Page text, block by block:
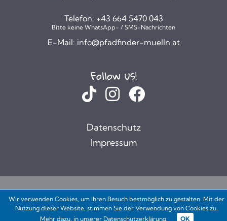
Wir verwenden Cookies, um Ihren Besuch bestmöglich zu gestalten. Mit der
Nutzung dieser Website, stimmen Sie der Verwendung von Cookies zu.
Mehr dazu, in unserer Datenschutzerklärung. OK
Telefon: +43 664 5470 043
Bitte keine WhatsApp- / SMS-Nachrichten
E-Mail: info@pfadfinder-muelln.at
Follow us!
Datenschutz
Impressum